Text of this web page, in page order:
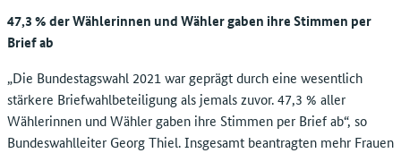
47,3 % der Wählerinnen und Wähler gaben ihre Stimmen per
Brief ab
„Die Bundestagswahl 2021 war geprägt durch eine wesentlich
stärkere Briefwahlbeteiligung als jemals zuvor. 47,3 % aller
Wählerinnen und Wähler gaben ihre Stimmen per Brief ab“, so
Bundeswahlleiter Georg Thiel. Insgesamt beantragten mehr Frauen